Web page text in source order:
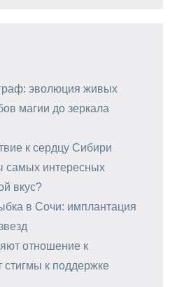
эволюция живых
магии до зеркала
к сердцу Сибири
самых интересных
вкус?
в Сочи: имплантация
отношение к
стигмы к поддержке